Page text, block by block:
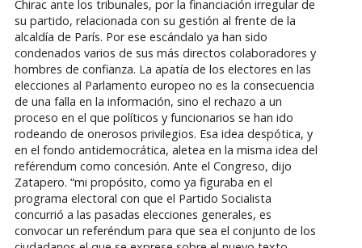
Chirac ante los tribunales, por la financiación irregular de
su partido, relacionada con su gestión al frente de la
alcaldía de París. Por ese escándalo ya han sido
condenados varios de sus más directos colaboradores y
hombres de confianza. La apatía de los electores en las
elecciones al Parlamento europeo no es la consecuencia
de una falla en la información, sino el rechazo a un
proceso en el que políticos y funcionarios se han ido
rodeando de onerosos privilegios. Esa idea despótica, y
en el fondo antidemocrática, aletea en la misma idea del
reférendum como concesión. Ante el Congreso, dijo
Zatapero. “mi propósito, como ya figuraba en el
programa electoral con que el Partido Socialista
concurrió a las pasadas elecciones generales, es
convocar un referéndum para que sea el conjunto de los